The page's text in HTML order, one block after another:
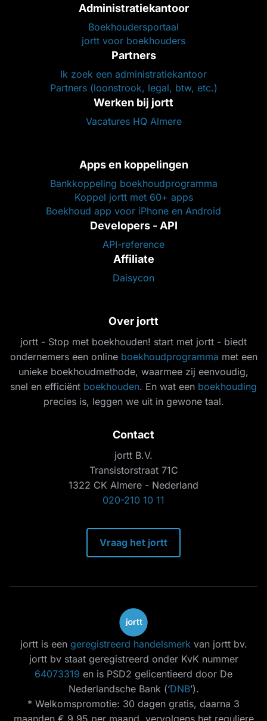
Administratiekantoor
Boekhoudersportaal
jortt voor boekhouders
Partners
Ik zoek een administratiekantoor
Partners (loonstrook, legal, btw, etc.)
Werken bij jortt
Vacatures HQ Almere
Apps en koppelingen
Bankkoppeling boekhoudprogramma
Koppel jortt met 60+ apps
Boekhoud app voor iPhone en Android
Developers - API
API-reference
Affiliate
Daisycon
Over jortt
jortt - Stop met boekhouden! start met jortt - biedt
ondernemers een online boekhoudprogramma met een
unieke boekhoudmethode, waarmee zij eenvoudig,
snel en efficiënt boekhouden. En wat een boekhouding
precies is, leggen we uit in gewone taal.
Contact
jortt B.V.
Transistorstraat 71C
1322 CK Almere - Nederland
020-210 10 11
Vraag het jortt
jortt is een geregistreerd handelsmerk van jortt bv.
jortt bv staat geregistreerd onder KvK nummer
64073319 en is PSD2 gelicentieerd door De
Nederlandsche Bank (‘DNB’).
* Welkomspromotie: 30 dagen gratis, daarna 3
maanden € 9,95 per maand, vervolgens het reguliere